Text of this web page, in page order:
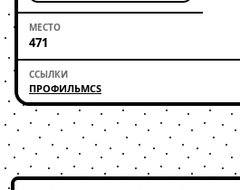
471
ПРОФИЛЬMCS